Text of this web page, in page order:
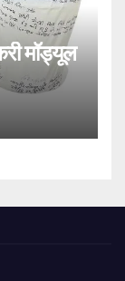
मॉड्यूल